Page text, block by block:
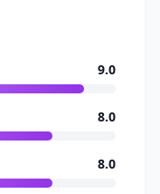
9.0
8.0
8.0